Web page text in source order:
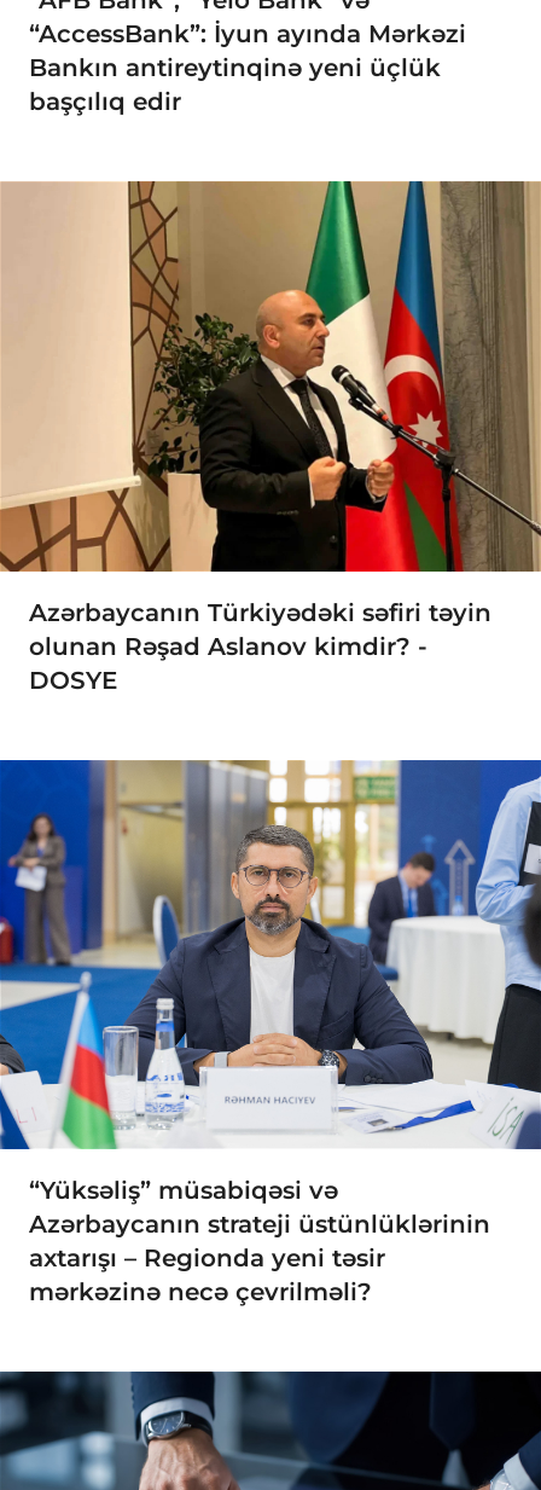
“AccessBank”: İyun ayında Mərkəzi
Bankın antireytinqinə yeni üçlük
başçılıq edir
Azərbaycanın Türkiyədəki səfiri təyin
olunan Rəşad Aslanov kimdir? -
DOSYE
“Yüksəliş” müsabiqəsi və
Azərbaycanın strateji üstünlüklərinin
axtarışı – Regionda yeni təsir
mərkəzinə necə çevrilməli?